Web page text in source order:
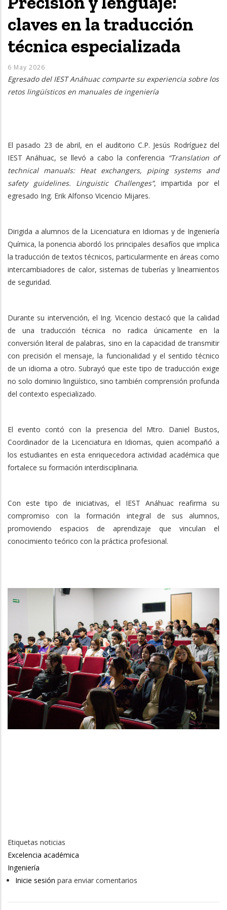
claves en la traducción
técnica especializada
6 May 2026
Egresado del IEST Anáhuac comparte su experiencia sobre los
retos lingüísticos en manuales de ingeniería
El pasado 23 de abril, en el auditorio C.P. Jesús Rodríguez del
IEST Anáhuac, se llevó a cabo la conferencia “Translation of
technical manuals: Heat exchangers, piping systems and
safety guidelines. Linguistic Challenges”, impartida por el
egresado Ing. Erik Alfonso Vicencio Mijares.
Dirigida a alumnos de la Licenciatura en Idiomas y de Ingeniería
Química, la ponencia abordó los principales desafíos que implica
la traducción de textos técnicos, particularmente en áreas como
intercambiadores de calor, sistemas de tuberías y lineamientos
de seguridad.
Durante su intervención, el Ing. Vicencio destacó que la calidad
de una traducción técnica no radica únicamente en la
conversión literal de palabras, sino en la capacidad de transmitir
con precisión el mensaje, la funcionalidad y el sentido técnico
de un idioma a otro. Subrayó que este tipo de traducción exige
no solo dominio lingüístico, sino también comprensión profunda
del contexto especializado.
El evento contó con la presencia del Mtro. Daniel Bustos,
Coordinador de la Licenciatura en Idiomas, quien acompañó a
los estudiantes en esta enriquecedora actividad académica que
fortalece su formación interdisciplinaria.
Con este tipo de iniciativas, el IEST Anáhuac reafirma su
compromiso con la formación integral de sus alumnos,
promoviendo espacios de aprendizaje que vinculan el
conocimiento teórico con la práctica profesional.
Etiquetas noticias
Excelencia académica
Ingeniería
Inicie sesión para enviar comentarios